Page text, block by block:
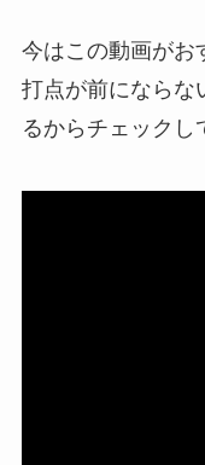
今はこの動画がお
打点が前にならな
るからチェックし